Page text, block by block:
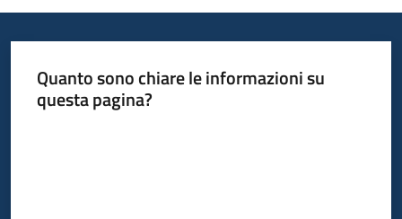
Quanto sono chiare le informazioni su
questa pagina?